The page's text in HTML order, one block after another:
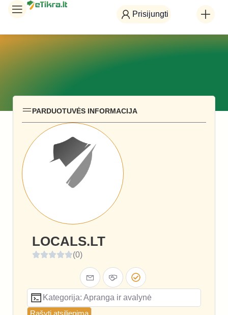
Prisijungti
PARDUOTUVĖS INFORMACIJA
LOCALS.LT
(0)
Kategorija: Apranga ir avalynė
Rašyti atsiliepimą